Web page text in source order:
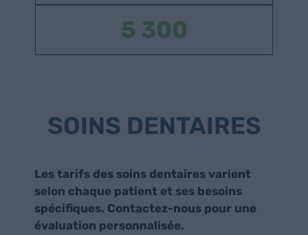
5 300
SOINS DENTAIRES
Les tarifs des soins dentaires varient
selon chaque patient et ses besoins
spécifiques. Contactez-nous pour une
évaluation personnalisée.